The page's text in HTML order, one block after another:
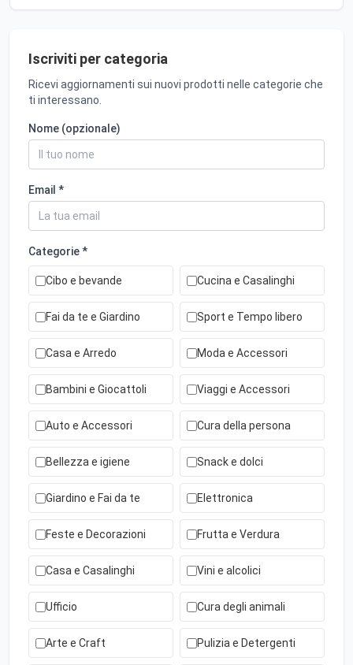
Iscriviti per categoria
Ricevi aggiornamenti sui nuovi prodotti nelle categorie che
ti interessano.
Nome (opzionale)
Email *
Categorie *
Cibo e bevande Cucina e Casalinghi
Fai da te e Giardino Sport e Tempo libero
Casa e Arredo Moda e Accessori
Bambini e Giocattoli Viaggi e Accessori
Auto e Accessori Cura della persona
Bellezza e igiene Snack e dolci
Giardino e Fai da te Elettronica
Feste e Decorazioni Frutta e Verdura
Casa e Casalinghi Vini e alcolici
Ufficio Cura degli animali
Arte e Craft Pulizia e Detergenti